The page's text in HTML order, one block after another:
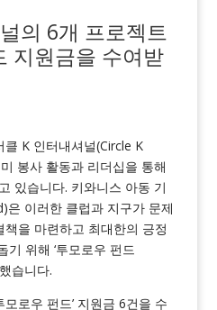
의 6개 프로젝트
지원금을 수여받
K 인터내셔널(Circle K
봉사 활동과 리더십을 통해
있습니다. 키와니스 아동 기
은 이러한 클럽과 지구가 문제
을 마련하고 최대한의 긍정
기 위해 ‘투모로우 펀드
습니다.
로우 펀드’ 지원금 6건을 수